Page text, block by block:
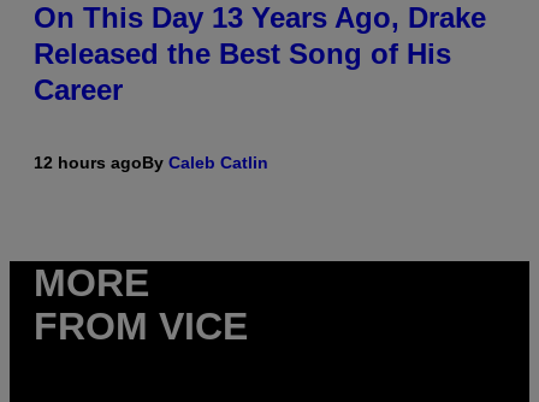
On This Day 13 Years Ago, Drake
Released the Best Song of His
Career
12 hours agoBy Caleb Catlin
MORE
FROM VICE